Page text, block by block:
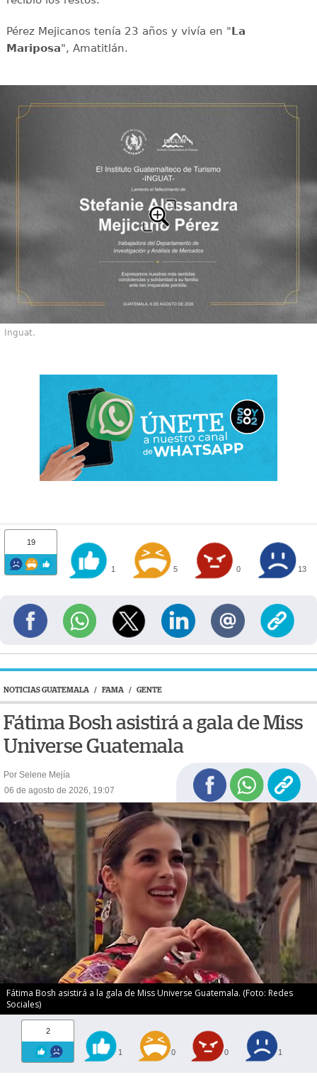
Pérez Mejicanos tenía 23 años y vivía en "La
Mariposa", Amatitlán.
Inguat.
19
1 5 0 13
NOTICIAS GUATEMALA / FAMA / GENTE
Fátima Bosh asistirá a gala de Miss
Universe Guatemala
Por Selene Mejía
06 de agosto de 2026, 19:07
Fátima Bosh asistirá a la gala de Miss Universe Guatemala. (Foto: Redes
Sociales)
2
1 0 0 1